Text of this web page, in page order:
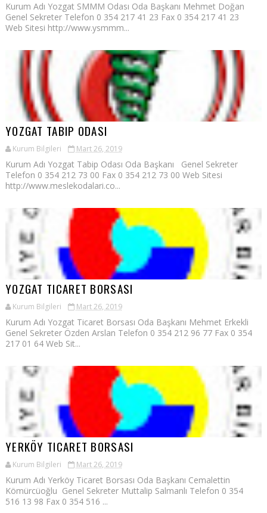
Kurum Adı Yozgat SMMM Odası Oda Başkanı Mehmet Doğan
Genel Sekreter Telefon 0 354 217 41 23 Fax 0 354 217 41 23
Web Sitesi http://www.ysmmm...
YOZGAT TABIP ODASI
Kurum Bilgileri Mart 26, 2019
Kurum Adı Yozgat Tabip Odası Oda Başkanı Genel Sekreter
Telefon 0 354 212 73 00 Fax 0 354 212 73 00 Web Sitesi
http://www.meslekodalari.co...
YOZGAT TICARET BORSASI
Kurum Bilgileri Mart 26, 2019
Kurum Adı Yozgat Ticaret Borsası Oda Başkanı Mehmet Erkekli
Genel Sekreter Özden Arslan Telefon 0 354 212 96 77 Fax 0 354
217 01 64 Web Sit...
YERKÖY TICARET BORSASI
Kurum Bilgileri Mart 26, 2019
Kurum Adı Yerköy Ticaret Borsası Oda Başkanı Cemalettin
Kömürcüoğlu Genel Sekreter Muttalip Salmanlı Telefon 0 354
516 13 98 Fax 0 354 516 ...